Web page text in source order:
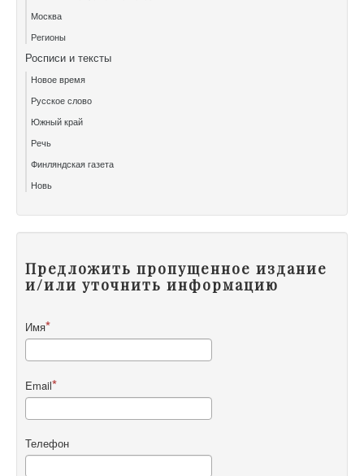
Москва
Регионы
Росписи и тексты
Новое время
Русское слово
Южный край
Речь
Финляндская газета
Новь
Предложить пропущенное издание
и/или уточнить информацию
Имя
Email
Телефон